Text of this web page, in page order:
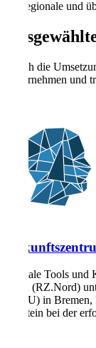
die regionale und
Durch die
Unternehmen
Digitale Tools
Nord (RZ.Nord)
(KMU) in
Holstein bei der